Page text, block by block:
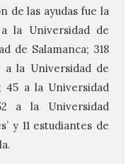
de las ayudas fue la
la Universidad de
de Salamanca; 318
la Universidad de
45 a la Universidad
a la Universidad
y 11 estudiantes de